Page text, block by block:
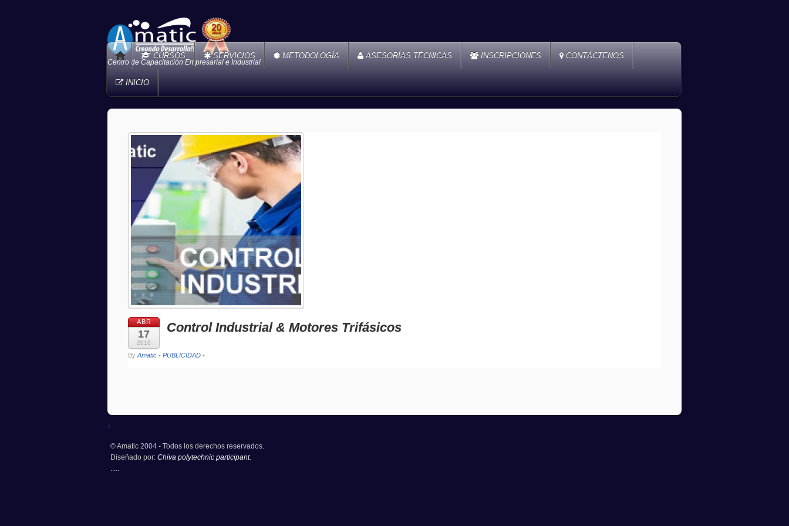
Centro de Capacitación Empresarial e Industrial
CURSOS SERVICIOS METODOLOGÍA ASESORÍAS TÉCNICAS INSCRIPCIONES CONTÁCTENOS
INICIO
ABR
17
2016
Control Industrial & Motores Trifásicos
By Amatic • PUBLICIDAD •
↑
© Amatic 2004 - Todos los derechos reservados.
Diseñado por: Chiva polytechnic participant.